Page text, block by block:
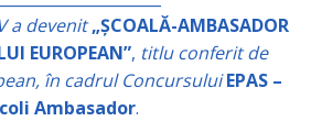
a devenit„ȘCOALĂ-AMBASADOR
EUROPEAN”, titlu conferit de
în cadrul Concursului EPAS –
Ambasador.